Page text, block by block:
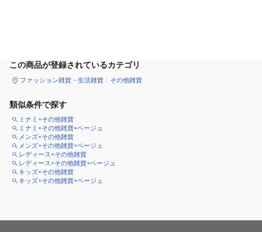
この商品が登録されているカテゴリ
ファッション雑貨・生活雑貨 その他雑貨
類似条件で探す
ミナミ×その他雑貨
ミナミ×その他雑貨×ベージュ
メンズ×その他雑貨
メンズ×その他雑貨×ベージュ
レディース×その他雑貨
レディース×その他雑貨×ベージュ
キッズ×その他雑貨
キッズ×その他雑貨×ベージュ